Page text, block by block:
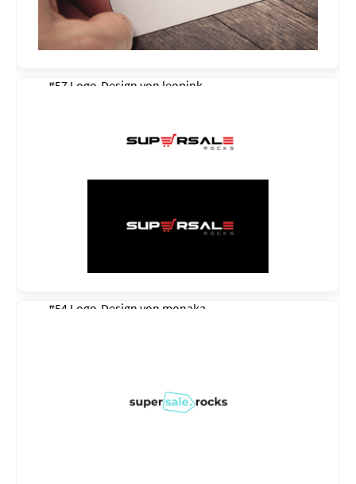
#57 Logo-Design von leopink
#54 Logo-Design von monaka